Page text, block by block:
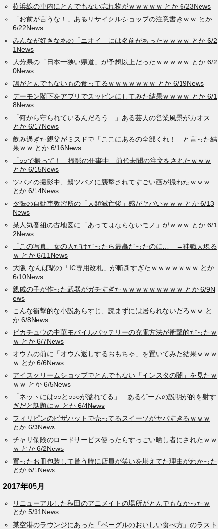
横浜線の車内にとんでもない忘れ物がｗｗｗｗｗ とか 6/23News
「お前が言うな！」あるリサイクルショップの注意書きｗｗ とか
6/22News
みんなが好きなあの「ニオイ」には名前があったｗｗｗｗ とか 6/2
1News
大分県の「日本一狭い県道」が予想以上だったｗｗｗｗｗ とか 6/2
0News
鳩がとんでもないもの食ってるｗｗｗｗｗｗｗ とか 6/19News
デーモン閣下をアプリでスッピンにしてみた結果ｗｗｗｗ とか 6/1
8News
「何から守られているんだろう…」ある芸人の営業風景がカオス
とか 6/17News
飲み過ぎた親父がミスドで「ここにあるの全部くれ！」と言った結
果ｗｗ とか 6/16News
「○○で撮って！」撮影の仕事中、前代未聞の注文をされたｗｗｗ
とか 6/15News
ツバメの撮影中、親ツバメに襲撃されてすごい画が撮れたｗｗｗ
とか 6/14News
夕張の自動車教習所の「人類滅亡後」感がヤバいｗｗｗ とか 6/13
News
某人気番組の古地図に「あってはならないモノ」がｗｗｗ とか 6/1
2News
「この写真、女の人だけだったら最高だったのに…」→神職人現る
ｗ とか 6/11News
大阪 なんば駅の「IC専用改札」が斬新すぎたｗｗｗｗｗｗｗ とか
6/10News
親戚の子が作った武器がガチすぎたｗｗｗｗｗｗｗｗｗ とか 6/9N
ews
こんな衝撃的な小説あらすじ、読まずには居られないだろｗｗ と
か 6/8News
ピカチュウの中華モバイルバッテリーの充電方法が衝撃的だったｗ
ｗ とか 6/7News
オウムの前に「オウム返しするおもちゃ」を置いてみた結果ｗｗｗ
ｗ とか 6/6News
アイスクリームショップでとんでもない「インスタの闇」を見たｗ
ｗｗ とか 6/5News
「ネットには○○と○○○が溢れてる」…あるゲームの説明が的を射す
ぎだと話題にｗ とか 6/4News
フィリピンのピザハットで売ってるスイーツがヤバすぎるｗｗｗ
とか 6/3News
チャリ保険のロードサービス使ったらすっごい晒し者にされたｗｗ
ｗ とか 6/2News
買ったお皿包装して貰う時に店員が笑いを堪えてた理由がわかった
とか 6/1News
2017年05月
リニューアルした秋田のアニメイトの場所がとんでもなかったｗ
とか 5/31News
某空港のラウンジにあった「ベーグルのおいしい食べ方」のラスト